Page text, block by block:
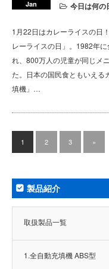
Jan 今日は何の
1月22日はカレーライスの日
レーライスの日」。1982年
れ、800万人の児童が同じメ
た。日本の国民食ともいえる
填機」…
1 2 3 »
製品紹介
取扱製品一覧
1.全自動充填機 ABS型